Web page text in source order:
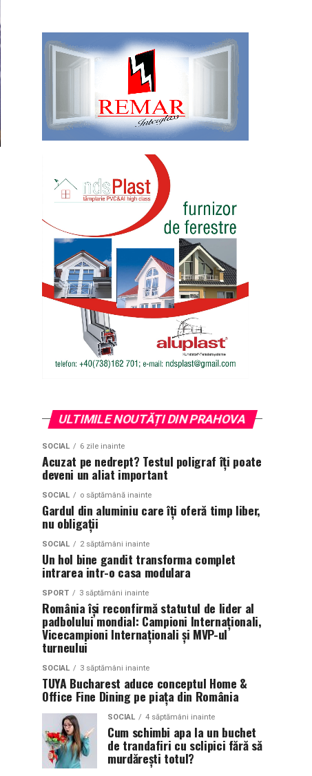
ULTIMILE NOUTĂȚI DIN PRAHOVA
SOCIAL 6 zile inainte
Acuzat pe nedrept? Testul poligraf îţi poate
deveni un aliat important
SOCIAL o săptămână inainte
Gardul din aluminiu care îți oferă timp liber,
nu obligații
SOCIAL 2 săptămâni inainte
Un hol bine gandit transforma complet
intrarea intr-o casa modulara
SPORT 3 săptămâni inainte
România își reconfirmă statutul de lider al
padbolului mondial: Campioni Internaționali,
Vicecampioni Internaționali și MVP-ul
turneului
SOCIAL 3 săptămâni inainte
TUYA Bucharest aduce conceptul Home &
Office Fine Dining pe piața din România
SOCIAL 4 săptămâni inainte
Cum schimbi apa la un buchet
de trandafiri cu sclipici fără să
murdărești totul?